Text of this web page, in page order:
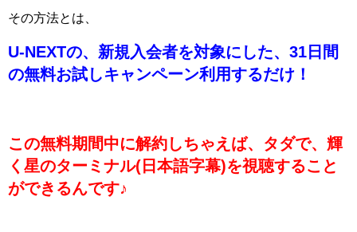
その方法とは、
U-NEXTの、新規入会者を対象にした、31日間
の無料お試しキャンペーン利用するだけ！
この無料期間中に解約しちゃえば、タダで、輝
く星のターミナル(日本語字幕)を視聴すること
ができるんです♪